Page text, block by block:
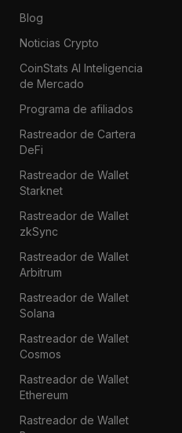
Blog
Noticias Crypto
CoinStats AI Inteligencia
de Mercado
Programa de afiliados
Rastreador de Cartera
DeFi
Rastreador de Wallet
Starknet
Rastreador de Wallet
zkSync
Rastreador de Wallet
Arbitrum
Rastreador de Wallet
Solana
Rastreador de Wallet
Cosmos
Rastreador de Wallet
Ethereum
Rastreador de Wallet